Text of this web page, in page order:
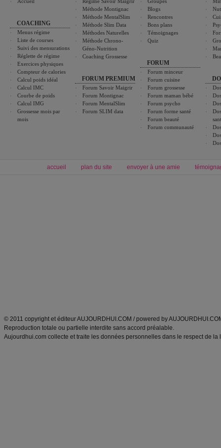
COACHING
Menus régime
Liste de courses
Suivi des mensurations
Réglette de régime
Exercices physiques
Compteur de calories
Calcul poids idéal
Calcul IMC
Courbe de poids
Calcul IMG
Grossesse mois par
mois
Méthode Montignac
Méthode MentalSlim
Méthode Slim Data
Méthodes Naturelles
Méthode Chrono-
Géno-Nutrition
Coaching Grossesse
FORUM PREMIUM
Forum Savoir Maigrir
Forum Montignac
Forum MentalSlim
Forum SLIM data
Blogs
Rencontres
Bons plans
Témoignages
Quiz
FORUM
Forum minceur
Forum cuisine
Forum grossesse
Forum maman bébé
Forum psycho
Forum forme santé
Forum beauté
Forum communauté
accueil plan du site envoyer à une amie
© 2011 copyright et éditeur AUJOURDHUI.COM / powered by
Reproduction totale ou partielle interdite sans accord préalable.
Aujourdhui.com collecte et traite les données personnelles dans le respect de